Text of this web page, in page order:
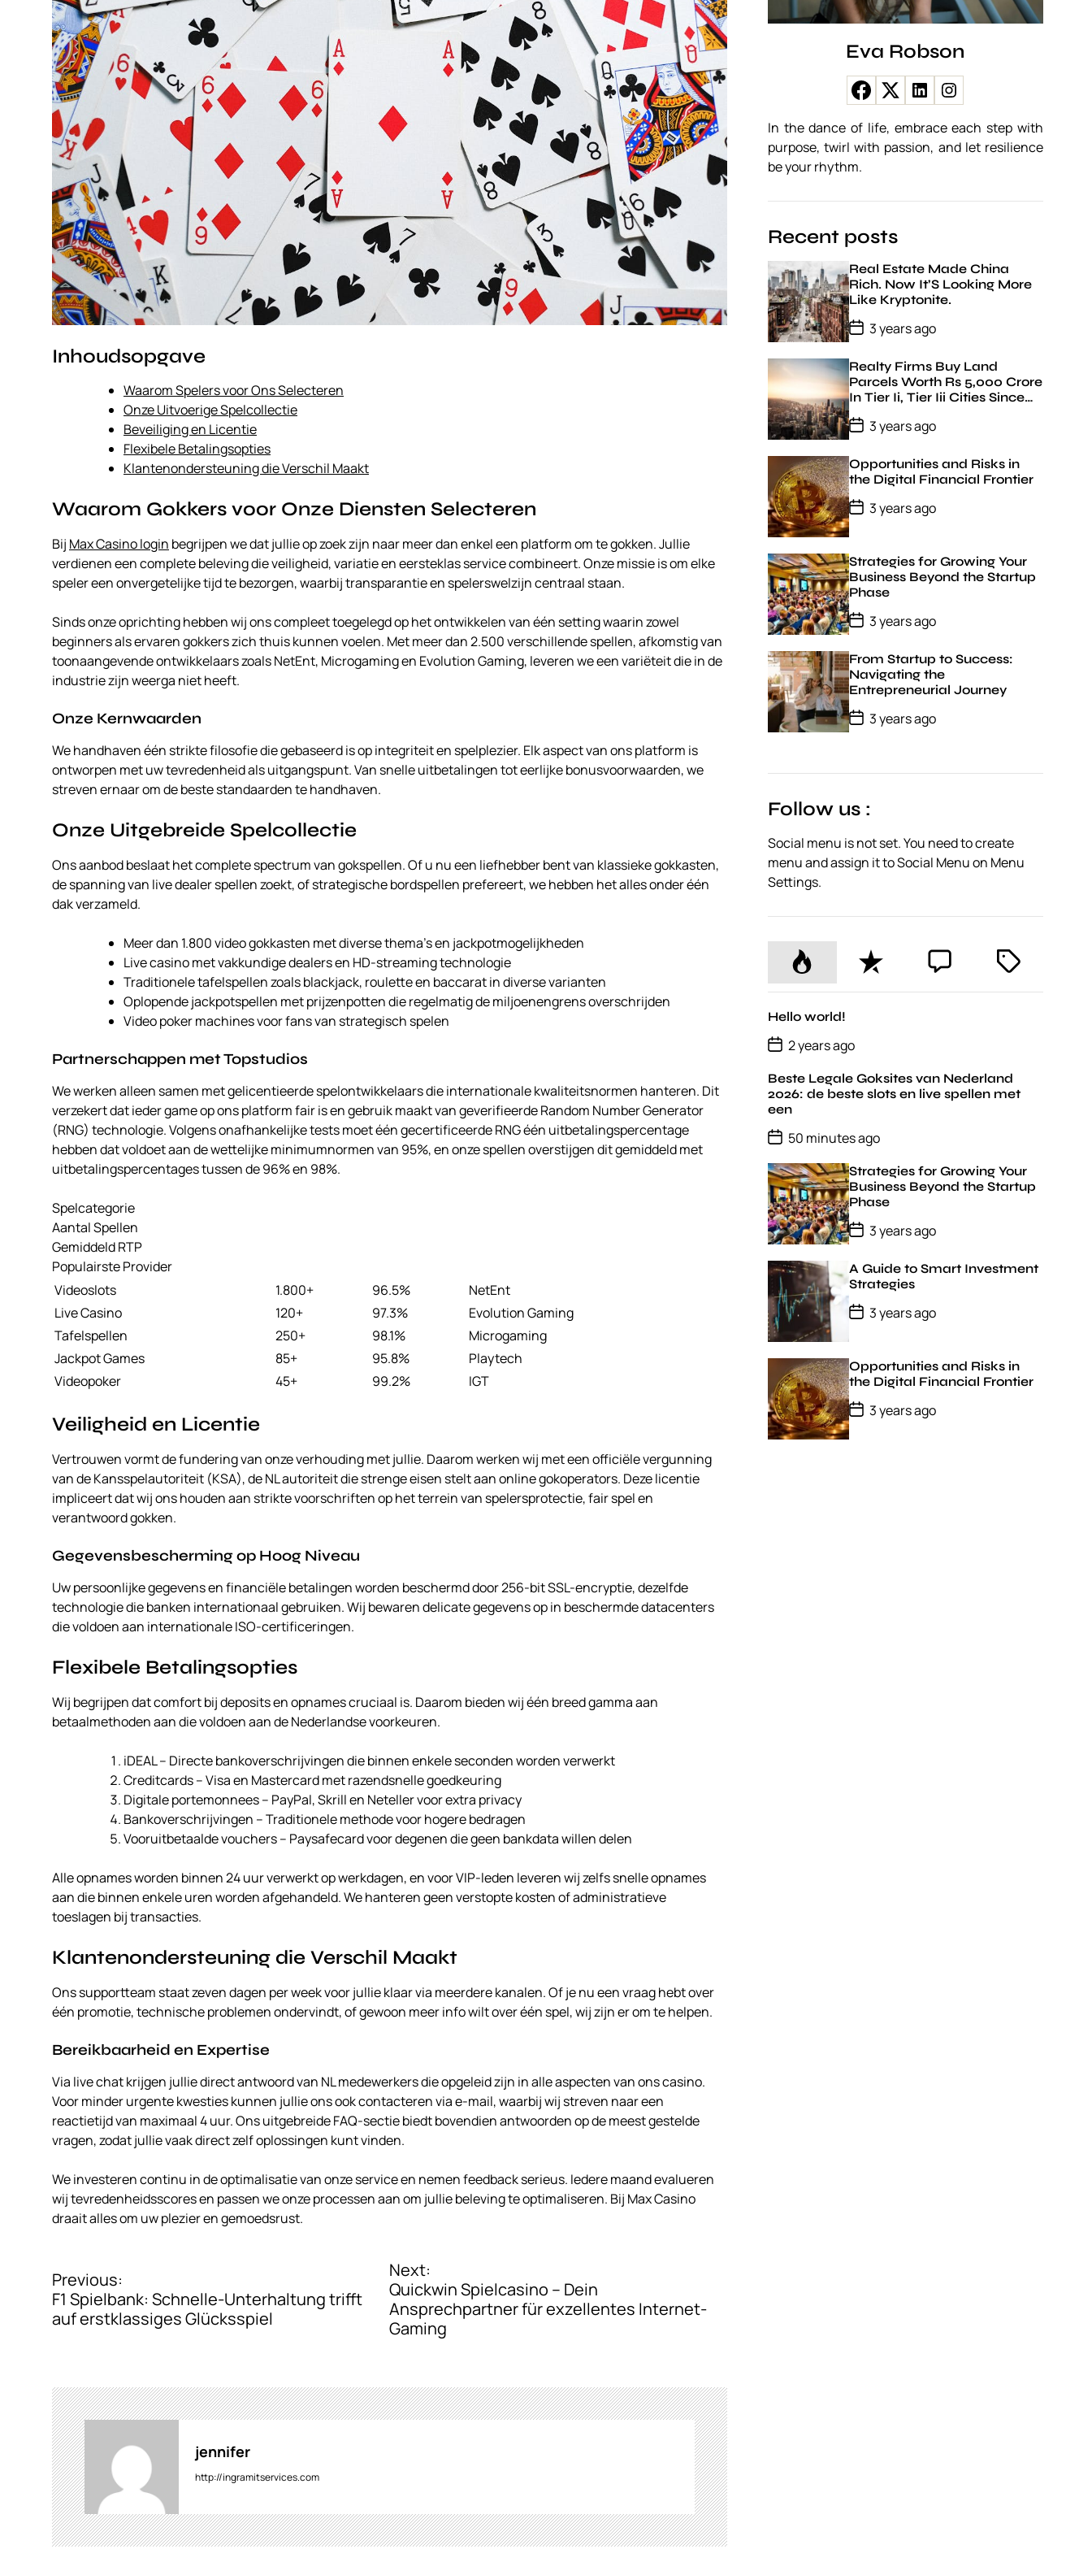
Inhoudsopgave
Waarom Spelers voor Ons Selecteren
Onze Uitvoerige Spelcollectie
Beveiliging en Licentie
Flexibele Betalingsopties
Klantenondersteuning die Verschil Maakt
Waarom Gokkers voor Onze Diensten Selecteren
Bij Max Casino login begrijpen we dat jullie op zoek zijn naar meer dan enkel een platform om te gokken. Jullie
verdienen een complete beleving die veiligheid, variatie en eersteklas service combineert. Onze missie is om elke
speler een onvergetelijke tijd te bezorgen, waarbij transparantie en spelerswelzijn centraal staan.
Sinds onze oprichting hebben wij ons compleet toegelegd op het ontwikkelen van één setting waarin zowel
beginners als ervaren gokkers zich thuis kunnen voelen. Met meer dan 2.500 verschillende spellen, afkomstig van
toonaangevende ontwikkelaars zoals NetEnt, Microgaming en Evolution Gaming, leveren we een variëteit die in de
industrie zijn weerga niet heeft.
Onze Kernwaarden
We handhaven één strikte filosofie die gebaseerd is op integriteit en spelplezier. Elk aspect van ons platform is
ontworpen met uw tevredenheid als uitgangspunt. Van snelle uitbetalingen tot eerlijke bonusvoorwaarden, we
streven ernaar om de beste standaarden te handhaven.
Onze Uitgebreide Spelcollectie
Ons aanbod beslaat het complete spectrum van gokspellen. Of u nu een liefhebber bent van klassieke gokkasten,
de spanning van live dealer spellen zoekt, of strategische bordspellen prefereert, we hebben het alles onder één
dak verzameld.
Meer dan 1.800 video gokkasten met diverse thema’s en jackpotmogelijkheden
Live casino met vakkundige dealers en HD-streaming technologie
Traditionele tafelspellen zoals blackjack, roulette en baccarat in diverse varianten
Oplopende jackpotspellen met prijzenpotten die regelmatig de miljoenengrens overschrijden
Video poker machines voor fans van strategisch spelen
Partnerschappen met Topstudios
We werken alleen samen met gelicentieerde spelontwikkelaars die internationale kwaliteitsnormen hanteren. Dit
verzekert dat ieder game op ons platform fair is en gebruik maakt van geverifieerde Random Number Generator
(RNG) technologie. Volgens onafhankelijke tests moet één gecertificeerde RNG één uitbetalingspercentage
hebben dat voldoet aan de wettelijke minimumnormen van 95%, en onze spellen overstijgen dit gemiddeld met
uitbetalingspercentages tussen de 96% en 98%.
Spelcategorie
Aantal Spellen
Gemiddeld RTP
Populairste Provider
Videoslots
1.800+ 96.5%
NetEnt
Live Casino
120+ 97.3%
Evolution Gaming
Tafelspellen
250+ 98.1%
Microgaming
Jackpot Games
85+ 95.8%
Playtech
Videopoker
45+ 99.2% IGT
Veiligheid en Licentie
Vertrouwen vormt de fundering van onze verhouding met jullie. Daarom werken wij met een officiële vergunning
van de Kansspelautoriteit (KSA), de NL autoriteit die strenge eisen stelt aan online gokoperators. Deze licentie
impliceert dat wij ons houden aan strikte voorschriften op het terrein van spelersprotectie, fair spel en
verantwoord gokken.
Gegevensbescherming op Hoog Niveau
Uw persoonlijke gegevens en financiële betalingen worden beschermd door 256-bit SSL-encryptie, dezelfde
technologie die banken internationaal gebruiken. Wij bewaren delicate gegevens op in beschermde datacenters
die voldoen aan internationale ISO-certificeringen.
Flexibele Betalingsopties
Wij begrijpen dat comfort bij deposits en opnames cruciaal is. Daarom bieden wij één breed gamma aan
betaalmethoden aan die voldoen aan de Nederlandse voorkeuren.
iDEAL – Directe bankoverschrijvingen die binnen enkele seconden worden verwerkt
Creditcards – Visa en Mastercard met razendsnelle goedkeuring
Digitale portemonnees – PayPal, Skrill en Neteller voor extra privacy
Bankoverschrijvingen – Traditionele methode voor hogere bedragen
Vooruitbetaalde vouchers – Paysafecard voor degenen die geen bankdata willen delen
Alle opnames worden binnen 24 uur verwerkt op werkdagen, en voor VIP-leden leveren wij zelfs snelle opnames
aan die binnen enkele uren worden afgehandeld. We hanteren geen verstopte kosten of administratieve
toeslagen bij transacties.
Klantenondersteuning die Verschil Maakt
Ons supportteam staat zeven dagen per week voor jullie klaar via meerdere kanalen. Of je nu een vraag hebt over
één promotie, technische problemen ondervindt, of gewoon meer info wilt over één spel, wij zijn er om te helpen.
Bereikbaarheid en Expertise
Via live chat krijgen jullie direct antwoord van NL medewerkers die opgeleid zijn in alle aspecten van ons casino.
Voor minder urgente kwesties kunnen jullie ons ook contacteren via e-mail, waarbij wij streven naar een
reactietijd van maximaal 4 uur. Ons uitgebreide FAQ-sectie biedt bovendien antwoorden op de meest gestelde
vragen, zodat jullie vaak direct zelf oplossingen kunt vinden.
We investeren continu in de optimalisatie van onze service en nemen feedback serieus. Iedere maand evalueren
wij tevredenheidsscores en passen we onze processen aan om jullie beleving te optimaliseren. Bij Max Casino
draait alles om uw plezier en gemoedsrust.
P
o
s
n
a
v
i
g
a
Previous:
F1 Spielbank: Schnelle-Unterhaltung trifft
auf erstklassiges Glücksspiel
Next:
Quickwin Spielcasino – Dein
Ansprechpartner für exzellentes Internet-
Gaming
jennifer
http://ingramitservices.com
Eva Robson
In the dance of life, embrace each step with
purpose, twirl with passion, and let resilience
be your rhythm.
Recent posts
Real Estate Made China
Rich. Now It’S Looking More
Like Kryptonite.
P
o
t
D
a
t
e
3 years ago
Realty Firms Buy Land
Parcels Worth Rs 5,000 Crore
In Tier Ii, Tier Iii Cities Since
January 22: Jll India
P
o
t
D
a
t
e
3 years ago
Opportunities and Risks in
the Digital Financial Frontier
P
o
s
D
a
t
e
3 years ago
Strategies for Growing Your
Business Beyond the Startup
Phase
P
o
t
D
a
t
e
3 years ago
From Startup to Success:
Navigating the
Entrepreneurial Journey
P
o
e
3 years ago
Follow us :
Social menu is not set. You need to create
menu and assign it to Social Menu on Menu
Settings.
P
o
p
u
l
a
r
R
e
c
C
o
m
t
T
g
Hello world!
P
o
t
D
a
t
e
2 years ago
Beste Legale Goksites van Nederland
2026: de beste slots en live spellen met
een
P
o
s
t
D
a
t
e
50 minutes ago
Strategies for Growing Your
Business Beyond the Startup
Phase
P
o
t
D
a
t
e
3 years ago
A Guide to Smart Investment
Strategies
P
o
s
D
a
t
e
3 years ago
Opportunities and Risks in
the Digital Financial Frontier
P
o
s
3 years ago